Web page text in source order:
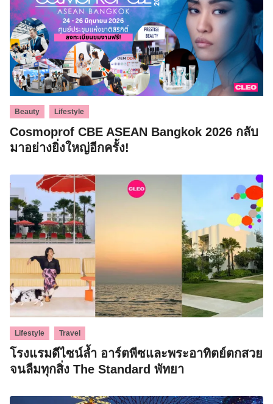
Beauty Lifestyle
Cosmoprof CBE ASEAN Bangkok 2026 กลับ
มาอย่างยิ่งใหญ่อีกครั้ง!
Lifestyle Travel
โรงแรมดีไซน์ล้ำ อาร์ตพีซและพระอาทิตย์ตกสวย
จนลืมทุกสิ่ง The Standard พัทยา